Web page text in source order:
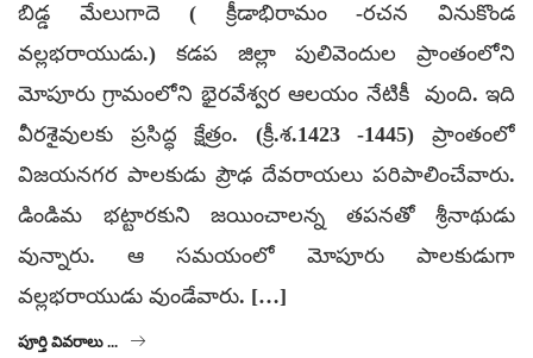
బిడ్డ మేలుగాదె ( క్రీడాభిరామం -రచన వినుకొండ
వల్లభరాయుడు.) కడప జిల్లా పులివెందుల ప్రాంతంలోని
మోపూరు గ్రామంలోని భైరవేశ్వర ఆలయం నేటికీ వుంది. ఇది
వీరశైవులకు ప్రసిద్ధ క్షేత్రం. (క్రీ.శ.1423 -1445) ప్రాంతంలో
విజయనగర పాలకుడు ప్రౌఢ దేవరాయలు పరిపాలించేవారు.
డిండిమ భట్టారకుని జయించాలన్న తపనతో శ్రీనాథుడు
వున్నారు. ఆ సమయంలో మోపూరు పాలకుడుగా
వల్లభరాయుడు వుండేవారు. […]
పూర్తి వివరాలు ...